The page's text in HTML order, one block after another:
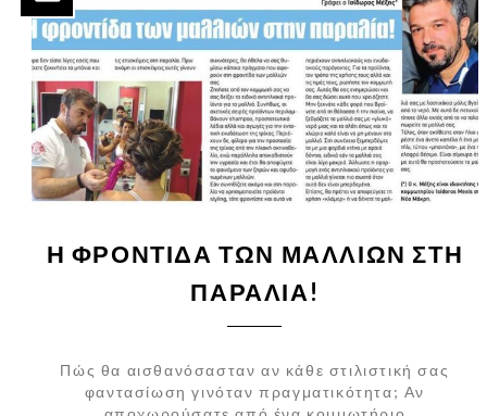
Η ΦΡΟΝΤΙΔΑ ΤΩΝ ΜΑΛΛΙΩΝ ΣΤΗ
ΠΑΡΑΛΙΑ!
Πώς θα αισθανόσασταν αν κάθε στιλιστική σας
φαντασίωση γινόταν πραγματικότητα; Αν